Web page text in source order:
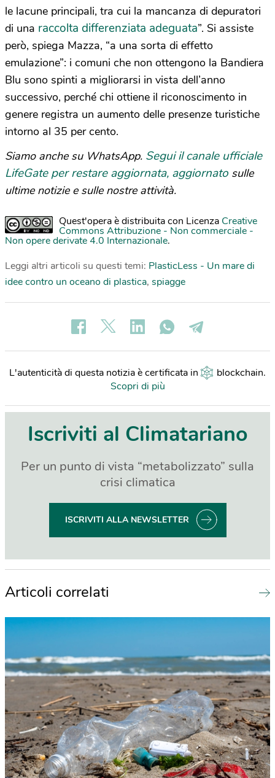
le lacune principali, tra cui la mancanza di depuratori
di una raccolta differenziata adeguata”. Si assiste
però, spiega Mazza, “a una sorta di effetto
emulazione”: i comuni che non ottengono la Bandiera
Blu sono spinti a migliorarsi in vista dell’anno
successivo, perché chi ottiene il riconoscimento in
genere registra un aumento delle presenze turistiche
intorno al 35 per cento.
Siamo anche su WhatsApp. Segui il canale ufficiale
LifeGate per restare aggiornata, aggiornato sulle
ultime notizie e sulle nostre attività.
Quest'opera è distribuita con Licenza Creative
Commons Attribuzione - Non commerciale -
Non opere derivate 4.0 Internazionale.
Leggi altri articoli su questi temi: PlasticLess - Un mare di
idee contro un oceano di plastica, spiagge
L'autenticità di questa notizia è certificata in blockchain.
Scopri di più
Iscriviti al Climatariano
Per un punto di vista “metabolizzato” sulla
crisi climatica
ISCRIVITI ALLA NEWSLETTER
Articoli correlati